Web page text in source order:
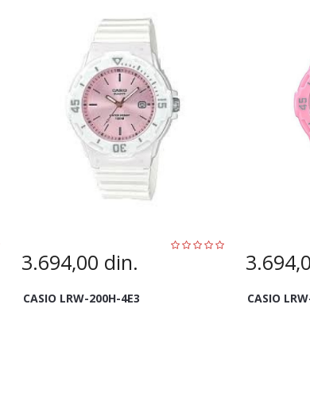
3.694,00 din.
CASIO LRW-200H-4E3 CASIO